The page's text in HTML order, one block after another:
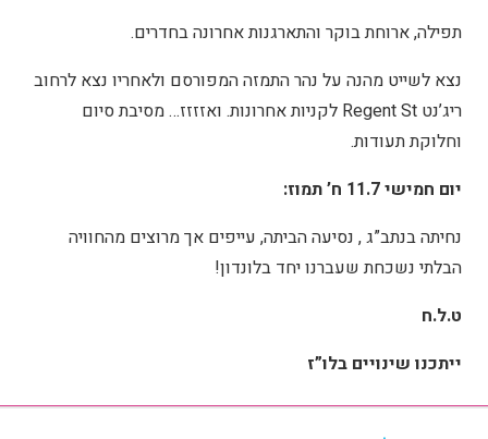
תפילה, ארוחת בוקר והתארגנות אחרונה בחדרים.
נצא לשייט מהנה על נהר התמזה המפורסם ולאחריו נצא לרחוב
ריג’נט Regent St לקניות אחרונות. ואזזזז… מסיבת סיום
וחלוקת תעודות.
יום חמישי 11.7 ח’ תמוז:
נחיתה בנתב”ג , נסיעה הביתה, עייפים אך מרוצים מהחוויה
הבלתי נשכחת שעברנו יחד בלונדון!
ט.ל.ח
ייתכנו שינויים בלו”ז